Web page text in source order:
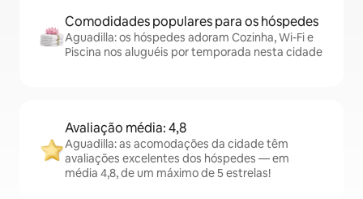
Comodidades populares para os hóspedes
Aguadilla: os hóspedes adoram Cozinha, Wi-Fi e
Piscina nos aluguéis por temporada nesta cidade
Avaliação média: 4,8
Aguadilla: as acomodações da cidade têm
avaliações excelentes dos hóspedes — em
média 4,8, de um máximo de 5 estrelas!